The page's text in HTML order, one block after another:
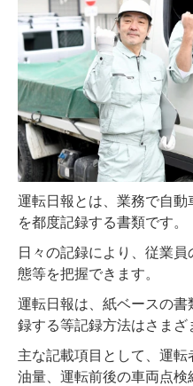
運転日報とは、業務で自
を都度記録する書類です。
日々の記録により、従業
態等を把握できます。
運転日報は、紙ベースの
録する等記録方法はさまざ
主な記載項目として、運
油量、運転前後の車両点検